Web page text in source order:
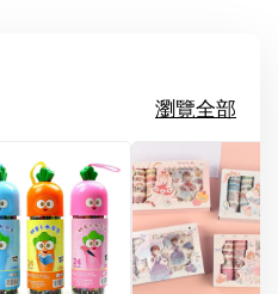
瀏覽全部